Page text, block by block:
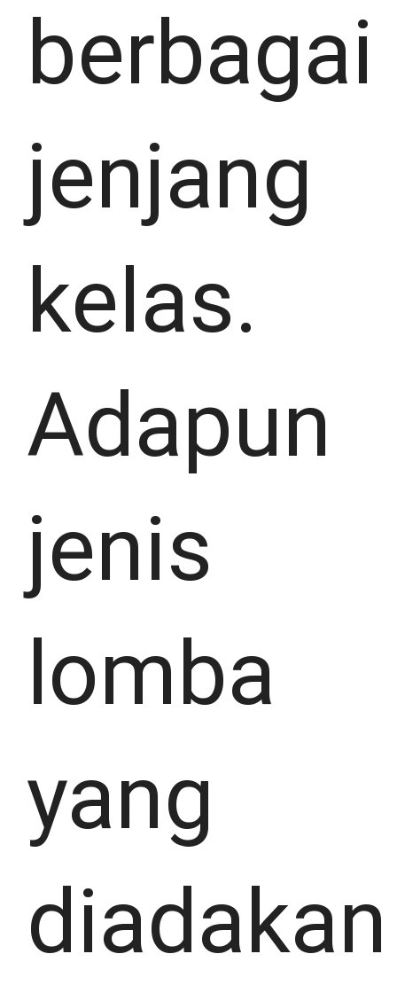
berbagai
jenjang
kelas.
Adapun
jenis
lomba
yang
diadakan